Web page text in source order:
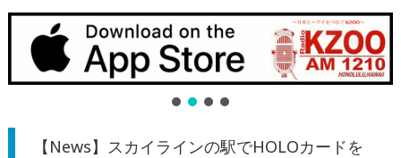
【News】スカイラインの駅でHOLOカードを